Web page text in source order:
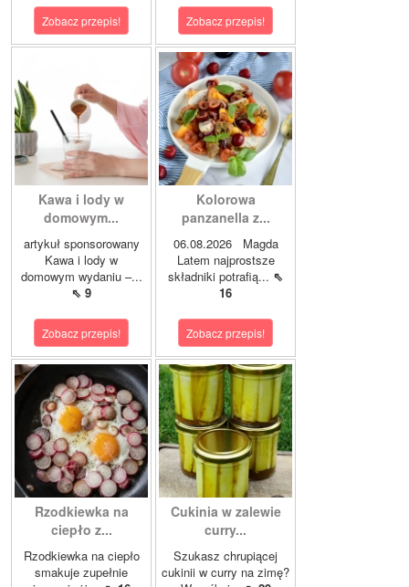
Zobacz przepis! Zobacz przepis!
Kawa i lody w
domowym...
artykuł sponsorowany
Kawa i lody w
domowym wydaniu –...
⇖ 9
Zobacz przepis!
Kolorowa
panzanella z...
06.08.2026 Magda
Latem najprostsze
składniki potrafią... ⇖
16
Zobacz przepis!
Rzodkiewka na
ciepło z...
Rzodkiewka na ciepło
smakuje zupełnie
Cukinia w zalewie
curry...
Szukasz chrupiącej
cukinii w curry na zimę?